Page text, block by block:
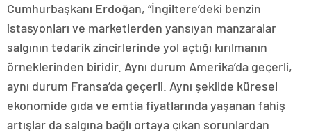
Cumhurbaşkanı Erdoğan, “İngiltere’deki benzin
istasyonları ve marketlerden yansıyan manzaralar
salgının tedarik zincirlerinde yol açtığı kırılmanın
örneklerinden biridir. Aynı durum Amerika’da geçerli,
aynı durum Fransa’da geçerli. Aynı şekilde küresel
ekonomide gıda ve emtia fiyatlarında yaşanan fahiş
artışlar da salgına bağlı ortaya çıkan sorunlardan